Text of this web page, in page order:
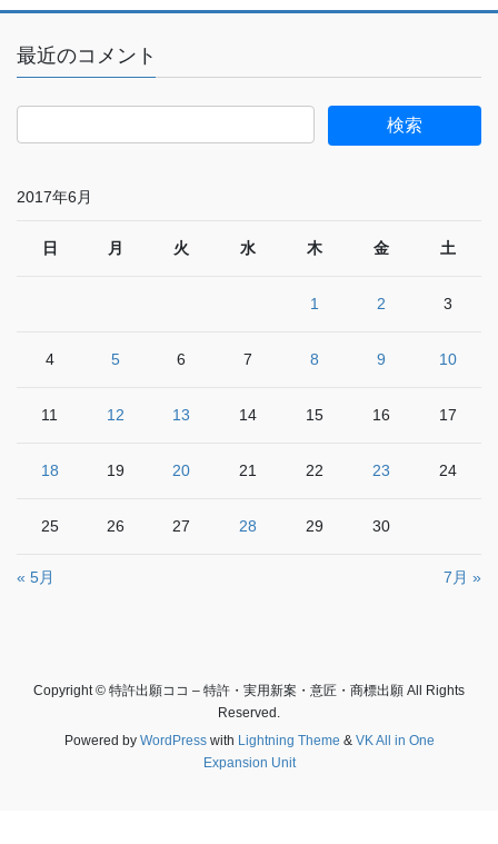
最近のコメント
2017年6月
日 月 火 水 木 金 土
1 2 3
4 5 6 7 8 9 10
11 12 13 14 15 16 17
18 19 20 21 22 23 24
25 26 27 28 29 30
« 5月 7月 »
Copyright © 特許出願ココ – 特許・実用新案・意匠・商標出願 All Rights
Reserved.
Powered by WordPresswith Lightning Theme & VK All in One
Expansion Unit